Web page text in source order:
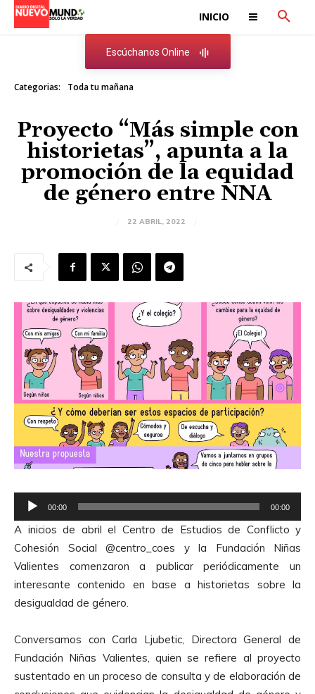
INICIO
Escúchanos Online
Categorias: Toda tu mañana
Proyecto “Más simple con
historietas”, apunta a la
promoción de la equidad
de género entre NNA
22 ABRIL, 2022
e
p
r
o
d
u
t
o
r
00:00 00:00
A inicios de abril el Centro de Estudios de Conflicto y
Cohesión Social @centro_coes y la Fundación Niñas
Valientes comenzaron a publicar periódicamente un
interesante contenido en base a historietas sobre la
desigualdad de género.
Conversamos con Carla Ljubetic, Directora General de
Fundación Niñas Valientes, quien se refiere al proyecto
sustentado en un proceso de consulta y de elaboración de